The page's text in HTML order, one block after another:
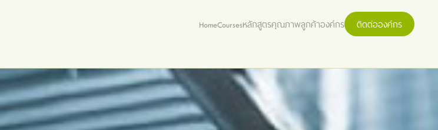
HomeCoursesหลักสูตรคุณภาพลูกค้าองค์กร ติดต่อองค์กร